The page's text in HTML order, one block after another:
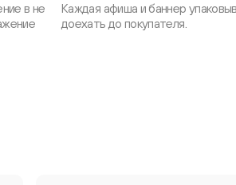
в не
Каждая афиша и баннер
доехать до покупателя.